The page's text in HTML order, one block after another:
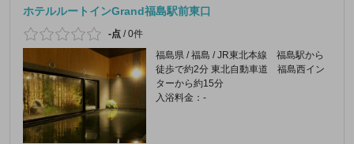
ホテルルートインGrand福島駅前東口
-点 /0件
福島県 / 福島 / JR東北本線 福島駅から
徒歩で約2分 東北自動車道 福島西イン
ターから約15分
入浴料金：-